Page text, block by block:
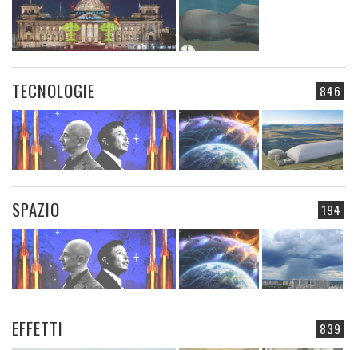
846
TECNOLOGIE
194
SPAZIO
839
EFFETTI